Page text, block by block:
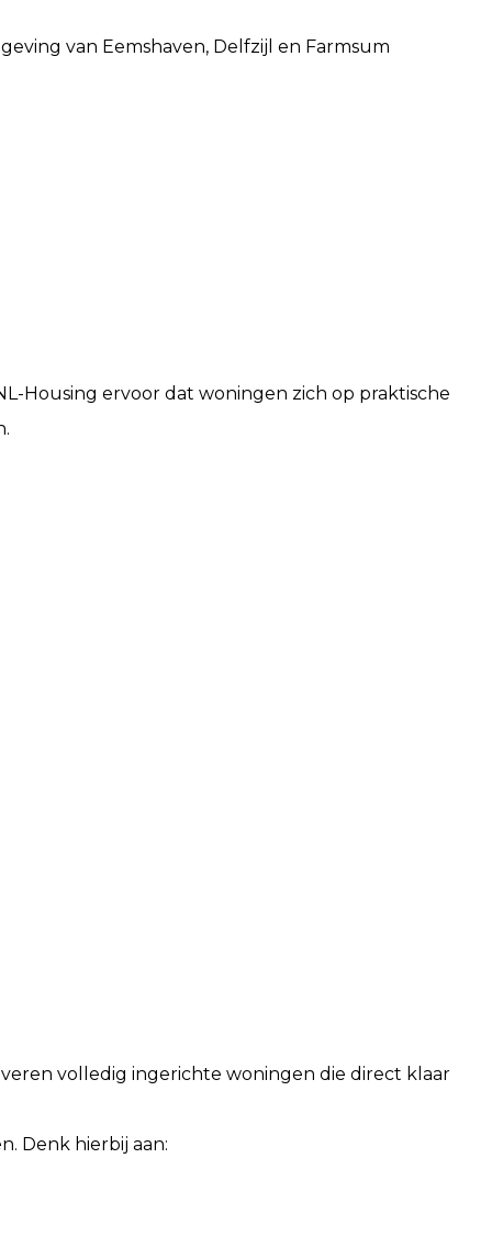
van Eemshaven, Delfzijl en Farmsum
Housing ervoor dat woningen zich op praktische
volledig ingerichte woningen die direct klaar
Denk hierbij aan: